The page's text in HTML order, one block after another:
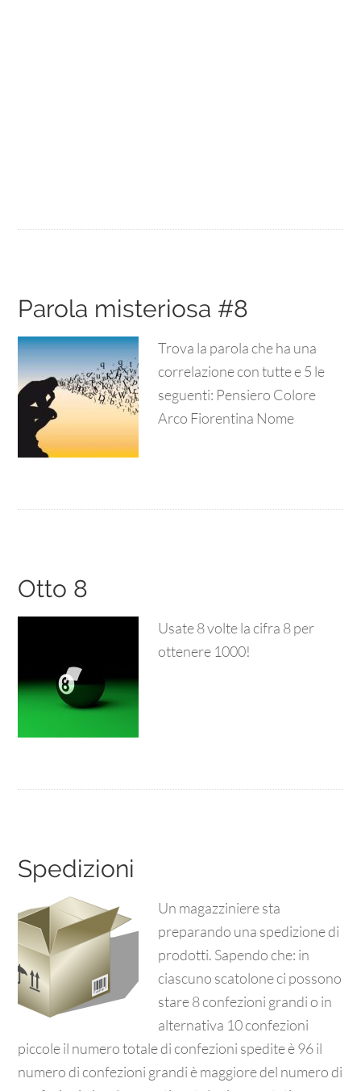
Parola misteriosa #8
Trova la parola che ha una
correlazione con tutte e 5 le
seguenti: Pensiero Colore
Arco Fiorentina Nome
Otto 8
Usate 8 volte la cifra 8 per
ottenere 1000!
Spedizioni
Un magazziniere sta
preparando una spedizione di
prodotti. Sapendo che: in
ciascuno scatolone ci possono
stare 8 confezioni grandi o in
alternativa 10 confezioni
piccole il numero totale di confezioni spedite è 96 il
numero di confezioni grandi è maggiore del numero di